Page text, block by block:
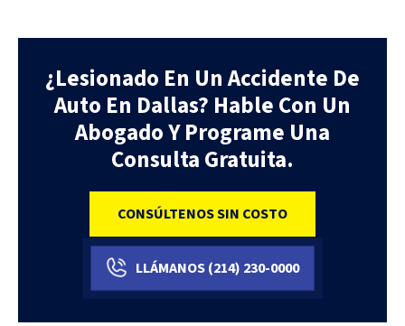
¿Lesionado En Un Accidente De
Auto En Dallas? Hable Con Un
Abogado Y Programe Una
Consulta Gratuita.
CONSÚLTENOS SIN COSTO
LLÁMANOS(214) 230-0000